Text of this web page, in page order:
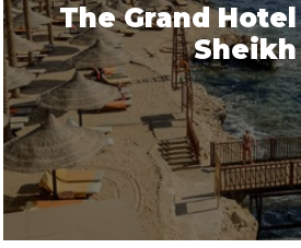
The Grand
Sheikh